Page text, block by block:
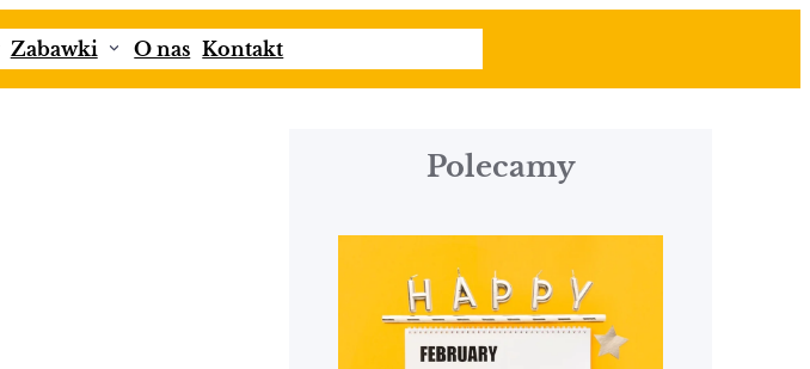
Zabawki O nas Kontakt
Polecamy